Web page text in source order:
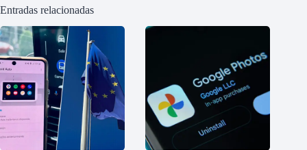
Entradas relacionadas